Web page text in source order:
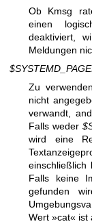
Ob Kmsg
einen
deaktiviert,
Meldungen
Zu
nicht
verwandt,
Falls weder
wird eine
einschließlich
Falls keine
gefunden
Wert »cat« ist